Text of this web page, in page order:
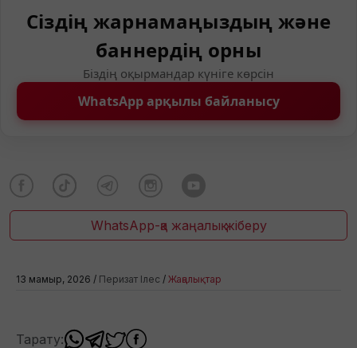
Сіздің жарнамаңыздың және
баннердің орны
Біздің оқырмандар күніге көрсін
WhatsApp арқылы байланысу
WhatsApp-қа жаңалық жіберу
13 мамыр, 2026 / Перизат Ілес / Жаңалықтар
Тарату: